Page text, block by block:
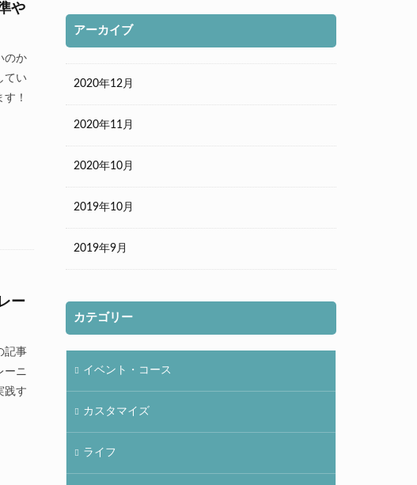
や
のか
てい
！
ー
記事
ーニ
践す
アーカイブ
2020年12月
2020年11月
2020年10月
2019年10月
2019年9月
カテゴリー
イベント・コース
カスタマイズ
ライフ